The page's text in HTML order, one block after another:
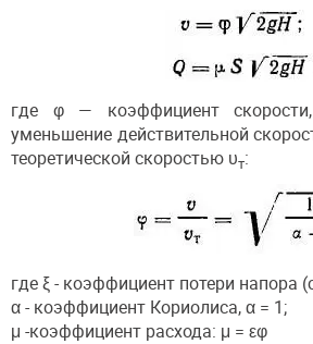
где φ — коэффициент скорости,
уменьшение действительной
теоретической скоростью υт:
где ξ - коэффициент потери напора
α - коэффициент Кориолиса, α = 1;
μ -коэффициент расхода: μ = εφ